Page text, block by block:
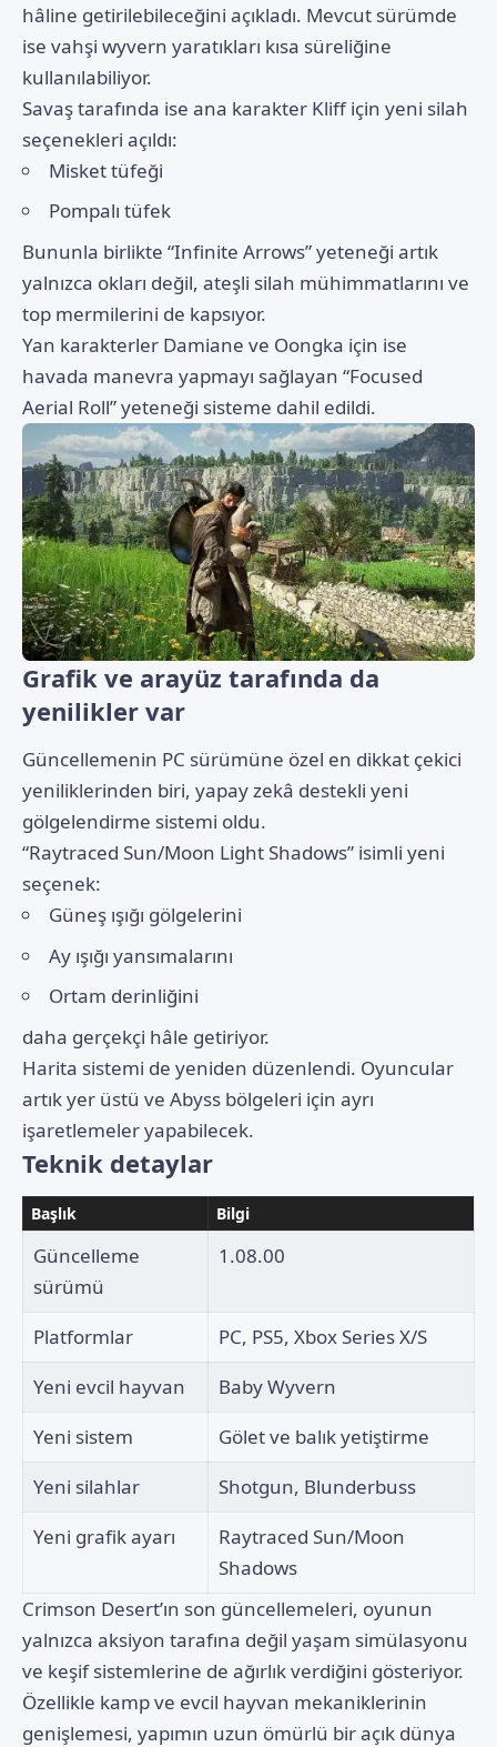
hâline getirilebileceğini açıkladı. Mevcut sürümde
ise vahşi wyvern yaratıkları kısa süreliğine
kullanılabiliyor.
Savaş tarafında ise ana karakter Kliff için yeni silah
seçenekleri açıldı:
Misket tüfeği
Pompalı tüfek
Bununla birlikte “Infinite Arrows” yeteneği artık
yalnızca okları değil, ateşli silah mühimmatlarını ve
top mermilerini de kapsıyor.
Yan karakterler Damiane ve Oongka için ise
havada manevra yapmayı sağlayan “Focused
Aerial Roll” yeteneği sisteme dahil edildi.
Grafik ve arayüz tarafında da
yenilikler var
Güncellemenin PC sürümüne özel en dikkat çekici
yeniliklerinden biri, yapay zekâ destekli yeni
gölgelendirme sistemi oldu.
“Raytraced Sun/Moon Light Shadows” isimli yeni
seçenek:
Güneş ışığı gölgelerini
Ay ışığı yansımalarını
Ortam derinliğini
daha gerçekçi hâle getiriyor.
Harita sistemi de yeniden düzenlendi. Oyuncular
artık yer üstü ve Abyss bölgeleri için ayrı
işaretlemeler yapabilecek.
Teknik detaylar
Başlık Bilgi
Güncelleme
sürümü
1.08.00
Platformlar
PC, PS5, Xbox Series X/S
Yeni evcil hayvan
Baby Wyvern
Yeni sistem
Gölet ve balık yetiştirme
Yeni silahlar
Shotgun, Blunderbuss
Yeni grafik ayarı
Raytraced Sun/Moon
Shadows
Crimson Desert’ın son güncellemeleri, oyunun
yalnızca aksiyon tarafına değil yaşam simülasyonu
ve keşif sistemlerine de ağırlık verdiğini gösteriyor.
Özellikle kamp ve evcil hayvan mekaniklerinin
genişlemesi, yapımın uzun ömürlü bir açık dünya